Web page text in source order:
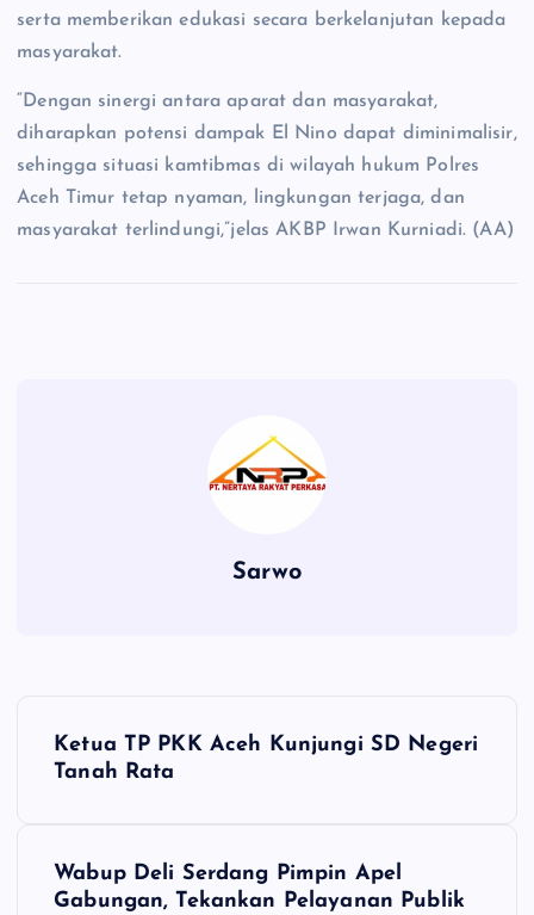
serta memberikan edukasi secara berkelanjutan kepada
masyarakat.
“Dengan sinergi antara aparat dan masyarakat,
diharapkan potensi dampak El Nino dapat diminimalisir,
sehingga situasi kamtibmas di wilayah hukum Polres
Aceh Timur tetap nyaman, lingkungan terjaga, dan
masyarakat terlindungi,”jelas AKBP Irwan Kurniadi. (AA)
Sarwo
Ketua TP PKK Aceh Kunjungi SD Negeri
Tanah Rata
Wabup Deli Serdang Pimpin Apel
Gabungan, Tekankan Pelayanan Publik